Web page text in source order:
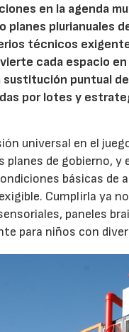
en la agenda
plurianuales
técnicos
cada espacio
puntual
por lotes y
universal en el
de gobierno,
básicas
Cumplirla ya
paneles
para niños con